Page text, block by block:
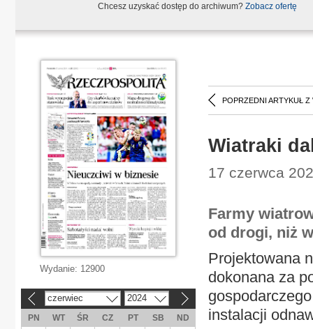
Chcesz uzyskać dostęp do archiwum? Zobacz ofertę
POPRZEDNI ARTYKUŁ Z
Wiatraki
17 czerwca
Farmy
od drogi, niż
Projektowana
dokonana za
instalacji
Wydanie: 12900
czerwiec 2024
PN WT ŚR CZ PT SB
ND